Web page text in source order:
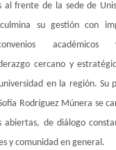
al frente de la sede de
su gestión con
académicos
cercano y
en la región. Su
Rodríguez Múnera se
de diálogo
y comunidad en general.